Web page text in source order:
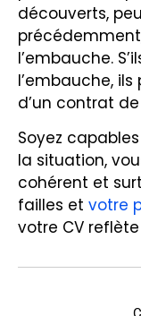
découverts,
l’embauche.
l’embauche,
d’un contrat
Soyez
la situation,
cohérent et
failles et votre
votre CV